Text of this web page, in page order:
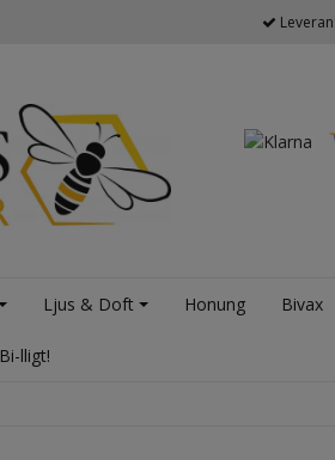
Ljus & Doft Honung Bivax
Bi-lligt!